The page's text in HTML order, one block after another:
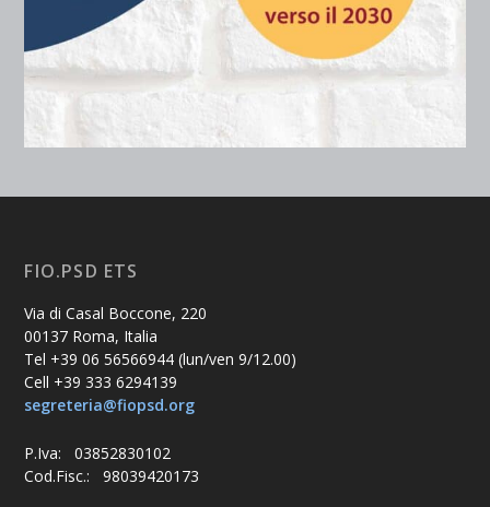
FIO.PSD ETS
Via di Casal Boccone, 220
00137 Roma, Italia
Tel +39 06 56566944 (lun/ven 9/12.00)
Cell +39 333 6294139
segreteria@fiopsd.org
P.Iva: 03852830102
Cod.Fisc.: 98039420173